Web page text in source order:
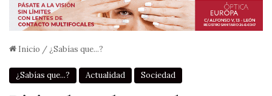
Inicio / ¿Sabías que...?
¿Sabías que...? Actualidad Sociedad